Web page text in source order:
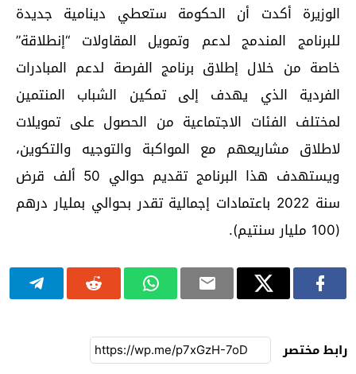
الوزيرة أكدت أن الحكومة ستعطي دينامية جديدة
للبرنامج المندمج لدعم وتمويل المقاولات “إنطلاقة”
خاصة من خلال إطلاق برنامج الفرصة لدعم المبادرات
الفردية الذي يهدف إلى تمكين الشباب المنتمين
لمختلف الفئات الاجتماعية من الحصول على تمويلات
لاطلاق مشاريعهم مع المواكبة والتوجيه والتكوين،
ويستهدف هذا البرنامج تقديم حوالي 50 ألف قرض
سنة 2022 باعتمادات إجمالية تقدر بحوالي بمليار درهم
(100 مليار سنتيم).
رابط مختصر